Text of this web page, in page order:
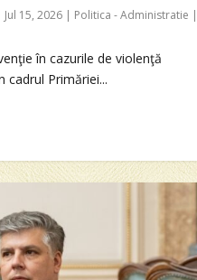
Jul 15, 2026| Politica - Administratie
în cazurile de violenţă
cadrul Primăriei...